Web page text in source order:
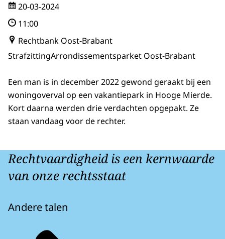
20-03-2024
11:00
Rechtbank Oost-Brabant
StrafzittingArrondissementsparket Oost-Brabant
Een man is in december 2022 gewond geraakt bij een
woningoverval op een vakantiepark in Hooge Mierde.
Kort daarna werden drie verdachten opgepakt. Ze
staan vandaag voor de rechter.
Rechtvaardigheid is een kernwaarde
van onze rechtsstaat
Andere talen